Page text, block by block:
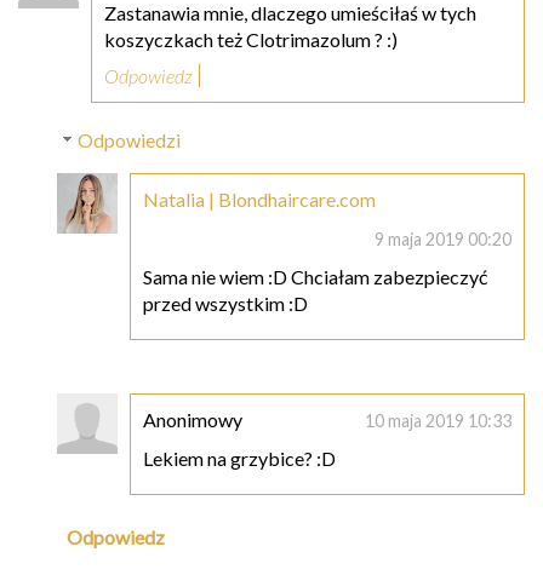
Zastanawia mnie, dlaczego umieściłaś w tych
koszyczkach też Clotrimazolum ? :)
Odpowiedz
Odpowiedzi
Natalia | Blondhaircare.com
9 maja 2019 00:20
Sama nie wiem :D Chciałam zabezpieczyć
przed wszystkim :D
Anonimowy 10 maja 2019 10:33
Lekiem na grzybice? :D
Odpowiedz